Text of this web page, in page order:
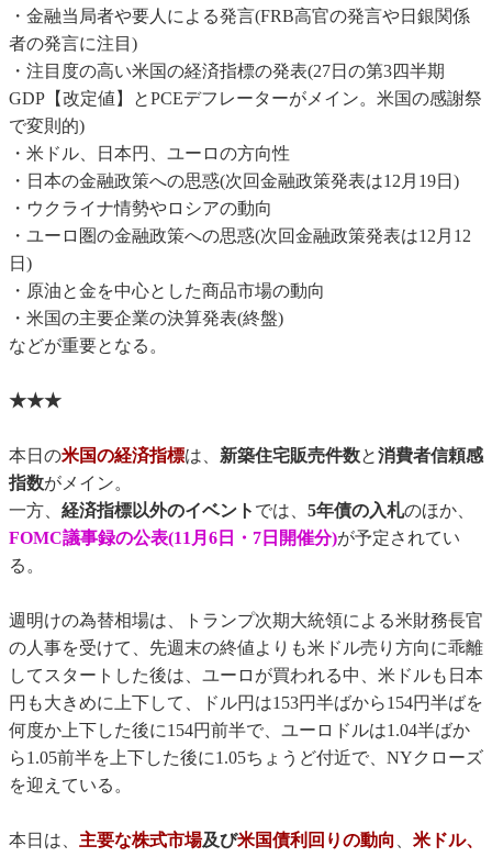
・金融当局者や要人による発言(FRB高官の発言や日銀関係
者の発言に注目)
・注目度の高い米国の経済指標の発表(27日の第3四半期
GDP【改定値】とPCEデフレーターがメイン。米国の感謝祭
で変則的)
・米ドル、日本円、ユーロの方向性
・日本の金融政策への思惑(次回金融政策発表は12月19日)
・ウクライナ情勢やロシアの動向
・ユーロ圏の金融政策への思惑(次回金融政策発表は12月12
日)
・原油と金を中心とした商品市場の動向
・米国の主要企業の決算発表(終盤)
などが重要となる。
★★★
本日の米国の経済指標は、 新築住宅販売件数と消費者信頼感
指数がメイン。
一方、 経済指標以外のイベント では、 5年債の入札のほか、
FOMC議事録の公表(11月6日・7日開催分)が予定されてい
る。
週明けの為替相場は、トランプ次期大統領による米財務長官
の人事を受けて、先週末の終値よりも米ドル売り方向に乖離
してスタートした後は、ユーロが買われる中、米ドルも日本
円も大きめに上下して、ドル円は153円半ばから154円半ばを
何度か上下した後に154円前半で、ユーロドルは1.04半ばか
ら1.05前半を上下した後に1.05ちょうど付近で、NYクローズ
を迎えている。
本日は、 主要な株式市場及び米国債利回りの動向 、 米ドル、